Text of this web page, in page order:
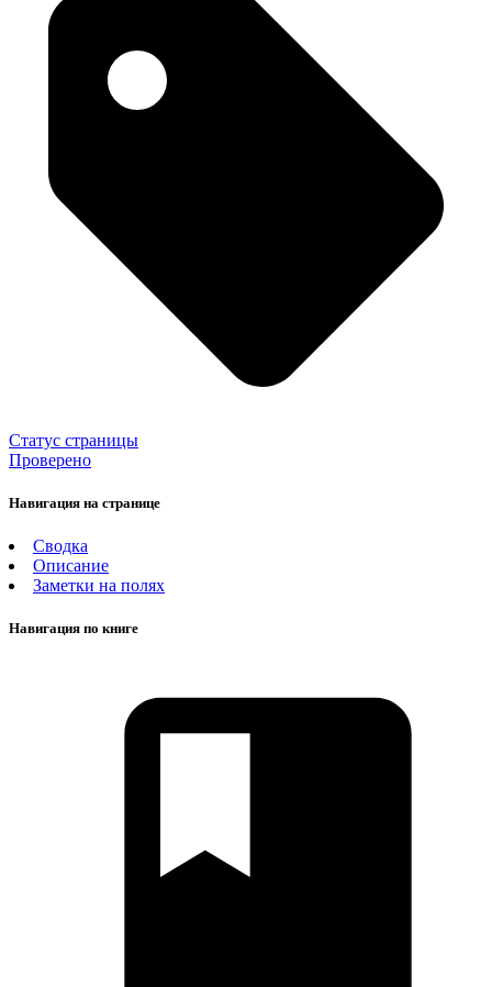
Статус страницы
Проверено
Навигация на странице
Сводка
Описание
Заметки на полях
Навигация по книге